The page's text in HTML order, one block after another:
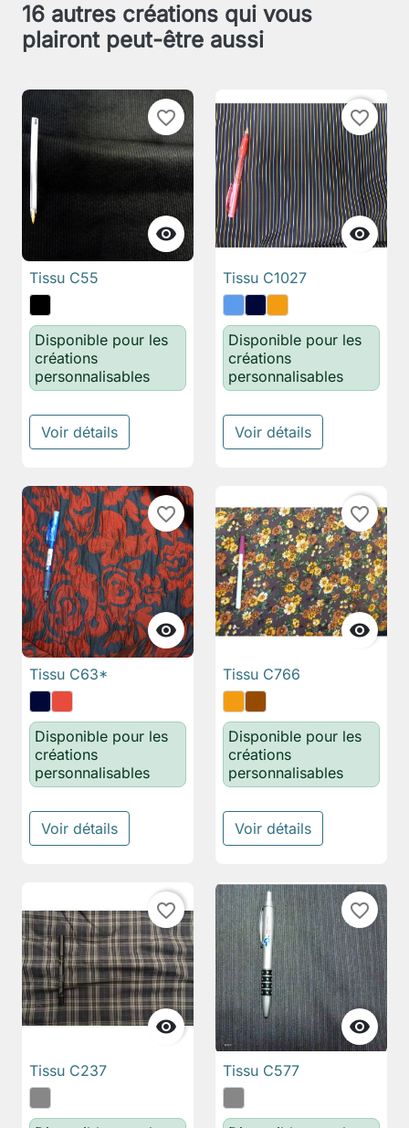
16 autres créations qui vous
plairont peut-être aussi

favorite_border
Tissu C55
Disponible pour les
créations
personnalisables
Voir détails

favorite_border
Tissu C1027
Disponible pour les
créations
personnalisables
Voir détails

favorite_border
Tissu C63*
Disponible pour les
créations
personnalisables
Voir détails

favorite_border
Tissu C766
Disponible pour les
créations
personnalisables
Voir détails

favorite_border
Tissu C237

favorite_border
Tissu C577